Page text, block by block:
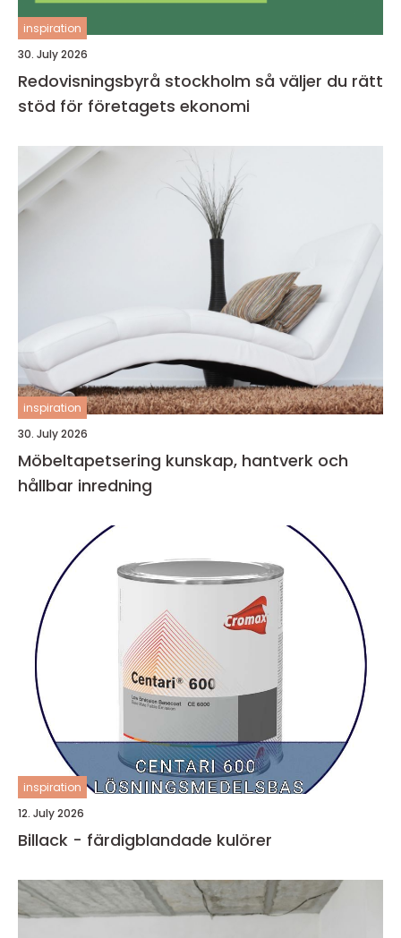
inspiration
30. July 2026
Redovisningsbyrå stockholm så väljer du rätt
stöd för företagets ekonomi
inspiration
30. July 2026
Möbeltapetsering kunskap, hantverk och
hållbar inredning
inspiration
12. July 2026
Billack - färdigblandade kulörer